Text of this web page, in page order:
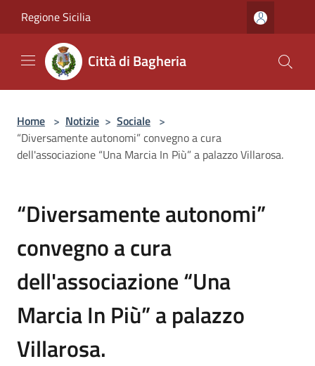
Regione Sicilia
Città di Bagheria
Home > Notizie > Sociale >
“Diversamente autonomi” convegno a cura
dell'associazione “Una Marcia In Più” a palazzo Villarosa.
“Diversamente autonomi”
convegno a cura
dell'associazione “Una
Marcia In Più” a palazzo
Villarosa.